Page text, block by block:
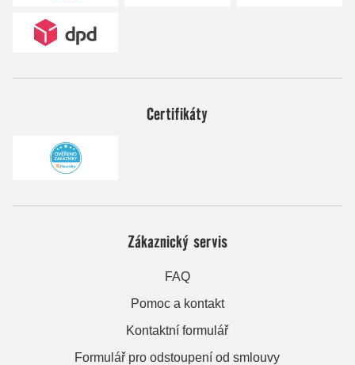
Certifikáty
Zákaznický servis
FAQ
Pomoc a kontakt
Kontaktní formulář
Formulář pro odstoupení od smlouvy